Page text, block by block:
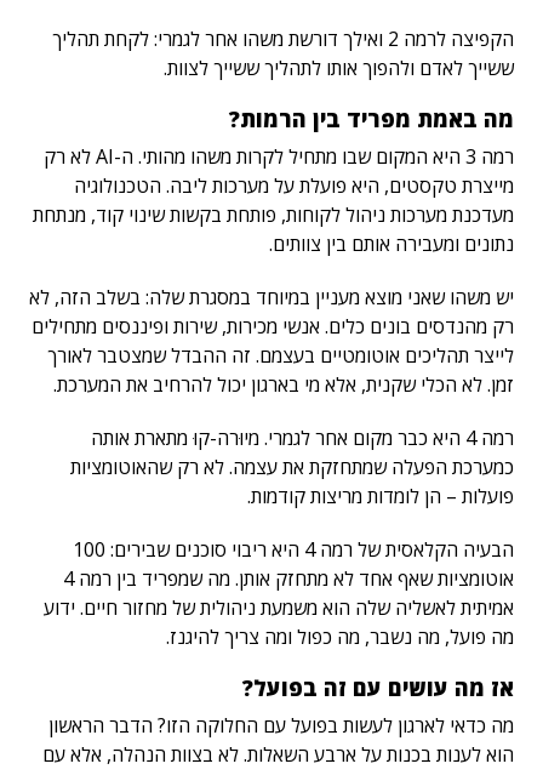
הקפיצה לרמה 2 ואילך דורשת משהו אחר לגמרי: לקחת תהליך
ששייך לאדם ולהפוך אותו לתהליך ששייך לצוות.
מה באמת מפריד בין הרמות?
רמה 3 היא המקום שבו מתחיל לקרות משהו מהותי. ה-AI לא רק
מייצרת טקסטים, היא פועלת על מערכות ליבה. הטכנולוגיה
מעדכנת מערכות ניהול לקוחות, פותחת בקשות שינוי קוד, מנתחת
נתונים ומעבירה אותם בין צוותים.
יש משהו שאני מוצא מעניין במיוחד במסגרת שלה: בשלב הזה, לא
רק מהנדסים בונים כלים. אנשי מכירות, שירות ופיננסים מתחילים
לייצר תהליכים אוטומטיים בעצמם. זה ההבדל שמצטבר לאורך
זמן. לא הכלי שקנית, אלא מי בארגון יכול להרחיב את המערכת.
רמה 4 היא כבר מקום אחר לגמרי. מיוּרה-קוּ מתארת אותה
כמערכת הפעלה שמתחזקת את עצמה. לא רק שהאוטומציות
פועלות – הן לומדות מריצות קודמות.
הבעיה הקלאסית של רמה 4 היא ריבוי סוכנים שבירים: 100
אוטומציות שאף אחד לא מתחזק אותן. מה שמפריד בין רמה 4
אמיתית לאשליה שלה הוא משמעת ניהולית של מחזור חיים. ידוע
מה פועל, מה נשבר, מה כפול ומה צריך להיגנז.
אז מה עושים עם זה בפועל?
מה כדאי לארגון לעשות בפועל עם החלוקה הזו? הדבר הראשון
הוא לענות בכנות על ארבע השאלות. לא בצוות הנהלה, אלא עם